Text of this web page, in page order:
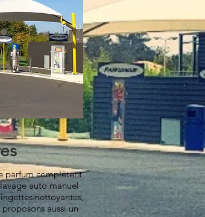
parfum complètent
auto manuel
nettoyantes,
aussi un